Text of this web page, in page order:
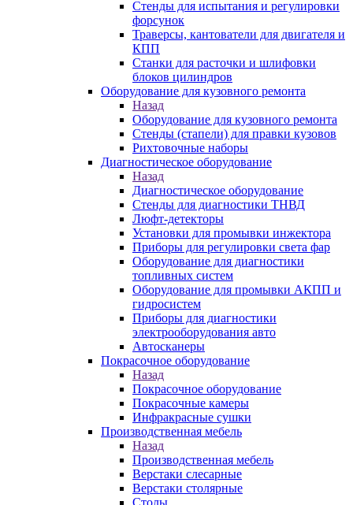
Стенды для испытания и регулировки
форсунок
Траверсы, кантователи для двигателя и
КПП
Станки для расточки и шлифовки
блоков цилиндров
Оборудование для кузовного ремонта
Назад
Оборудование для кузовного ремонта
Стенды (стапели) для правки кузовов
Рихтовочные наборы
Диагностическое оборудование
Назад
Диагностическое оборудование
Стенды для диагностики ТНВД
Люфт-детекторы
Установки для промывки инжектора
Приборы для регулировки света фар
Оборудование для диагностики
топливных систем
Оборудование для промывки АКПП и
гидросистем
Приборы для диагностики
электрооборудования авто
Автосканеры
Покрасочное оборудование
Назад
Покрасочное оборудование
Покрасочные камеры
Инфракрасные сушки
Производственная мебель
Назад
Производственная мебель
Верстаки слесарные
Верстаки столярные
Столы